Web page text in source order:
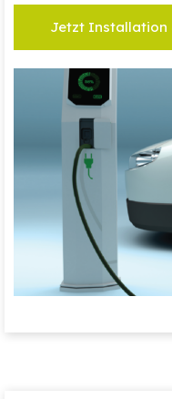
Jetzt Installation